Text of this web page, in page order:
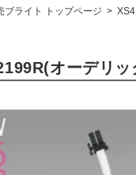
ブライト トップページ
オーデリ